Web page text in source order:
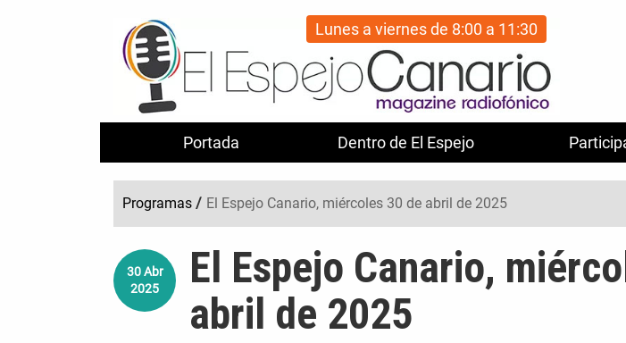
Portada Dentro de El Espejo
Lunes a viernes de 8:00 a 11:30
Programas / El Espejo Canario, miércoles 30 de abril de 2025
30 Abr
2025
El Espejo Canario,
abril de 2025